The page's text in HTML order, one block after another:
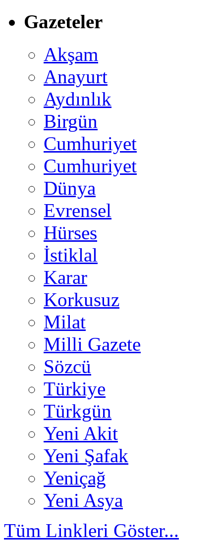
Gazeteler
Akşam
Anayurt
Aydınlık
Birgün
Cumhuriyet
Cumhuriyet
Dünya
Evrensel
Hürses
İstiklal
Karar
Korkusuz
Milat
Milli Gazete
Sözcü
Türkiye
Türkgün
Yeni Akit
Yeni Şafak
Yeniçağ
Yeni Asya
Tüm Linkleri Göster...